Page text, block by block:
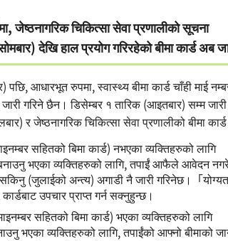
जेष्ठनागरिक चिकित्सा सेवा प्रणालीको सूचना
देखि हाल प्रयोग गरिरहेको बीमा कार्ड अब
पछि, आधारभूत रुपमा, स्वास्थ्य बीमा कार्ड चाँही माई
गरिने छैन। डिसेम्बर १ तारिक (आइतबार) सम्म
र जेष्ठनागरिक चिकित्सा सेवा प्रणालीको बीमा
सहितको बिमा कार्ड) नभएका व्यक्तिहरुको लागि
भएका व्यक्तिहरुको लागि, तपाईं आफैले आवेदन
(जुलाईको अन्त्य) अगाडी नै जारी गरिनेछ।「
उपचार प्राप्त गर्न सक्नुहुन्छ।
सहितको बिमा कार्ड) भएका व्यक्तिहरुको लागि
भएका व्यक्तिहरुको लागि, तपाईंको आफ्नो बीमाको